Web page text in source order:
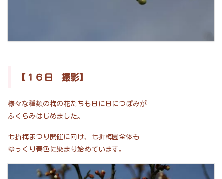
【１６日 撮影】
様々な種類の梅の花たちも日に日につぼみが
ふくらみはじめました。
七折梅まつり開催に向け、七折梅園全体も
ゆっくり春色に染まり始めています。